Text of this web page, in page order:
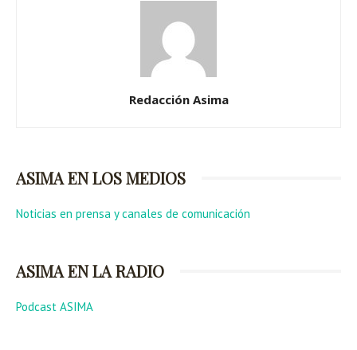
Redacción Asima
ASIMA EN LOS MEDIOS
Noticias en prensa y canales de comunicación
ASIMA EN LA RADIO
Podcast ASIMA